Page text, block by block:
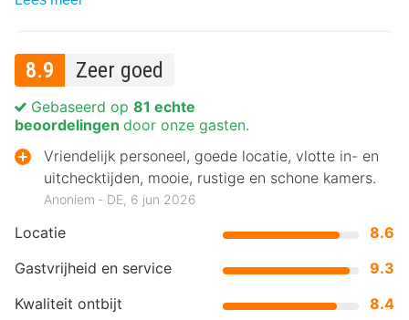
8.9 Zeer goed
Locatie
8.6
Gastvrijheid en service
9.3
Kwaliteit ontbijt
8.4
Gebaseerd op 81 echte
beoordelingen door onze gasten.
Vriendelijk personeel, goede locatie, vlotte in- en
uitchecktijden, mooie, rustige en schone kamers.
Anoniem ‐ DE, 6 jun 2026